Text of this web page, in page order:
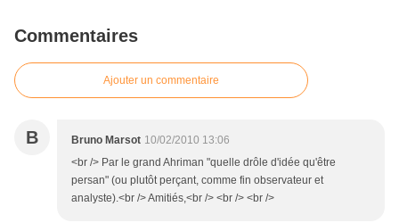
Commentaires
Ajouter un commentaire
B Bruno Marsot 10/02/2010 13:06
<br /> Par le grand Ahriman "quelle drôle d'idée qu'être
persan" (ou plutôt perçant, comme fin observateur et
analyste).<br /> Amitiés,<br /> <br /> <br />